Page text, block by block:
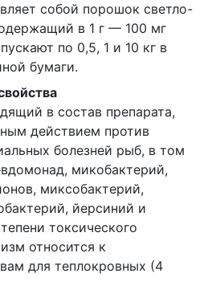
собой порошок светло-
в 1 г — 100 мг
по 0,5, 1 и 10 кг в
бумаги.
в состав препарата,
действием против
болезней рыб, в том
микобактерий,
миксобактерий,
йерсиний и
токсического
относится к
для теплокровных (4